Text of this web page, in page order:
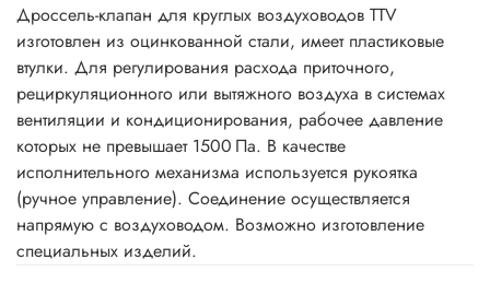
Дроссель-клапан для круглых воздуховодов TTV
изготовлен из оцинкованной стали, имеет пластиковые
втулки. Для регулирования расхода приточного,
рециркуляционного или вытяжного воздуха в системах
вентиляции и кондиционирования, рабочее давление
которых не превышает 1500 Па. В качестве
исполнительного механизма используется рукоятка
(ручное управление). Соединение осуществляется
напрямую с воздуховодом. Возможно изготовление
специальных изделий.